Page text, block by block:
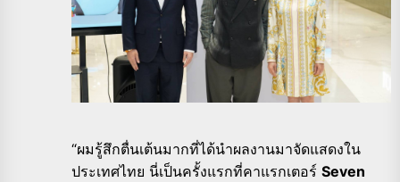
“ผมรู้สึกตื่นเต้นมากที่ได้นำผลงานมาจัดแสดงใน
ประเทศไทย นี่เป็นครั้งแรกที่คาแรกเตอร์ Seven